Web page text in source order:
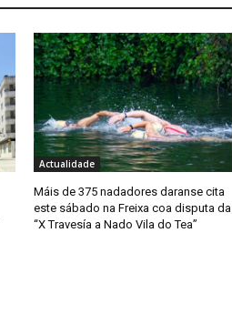
Actualidade
Máis de 375 nadadores daranse cita
este sábado na Freixa coa disputa da
“X Travesía a Nado Vila do Tea”